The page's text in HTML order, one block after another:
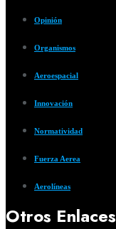
Opinión
Organismos
Aeroespacial
Innovación
Normatividad
Fuerza Aerea
Aerolíneas
Otros Enlaces